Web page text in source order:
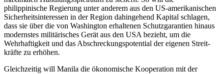
philippinische Regierung unter anderem aus den US-amerikanischen
Sicherheits­interessen in der Region dahingehend Kapi­tal schlagen,
dass sie über die von Washington erhaltenen Schutzgarantien hinaus
modernstes militärisches Gerät aus den USA bezieht, um die
Wehrhaftigkeit und das Abschreckungspotential der eigenen Streit­
kräfte zu erhöhen.
Gleichzeitig will Manila die ökonomische Kooperation mit der